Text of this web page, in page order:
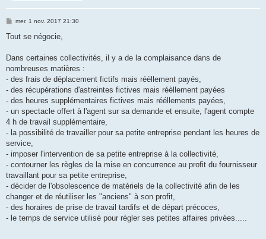
M
s
g
mer. 1 nov. 2017 21:30
Tout se négocie,
Dans certaines collectivités, il y a de la complaisance dans de
nombreuses matières :
- des frais de déplacement fictifs mais réèllement payés,
- des récupérations d'astreintes fictives mais réèllement payées
- des heures supplémentaires fictives mais rééllements payées,
- un spectacle offert à l'agent sur sa demande et ensuite, l'agent compte
4 h de travail supplémentaire,
- la possibilité de travailler pour sa petite entreprise pendant les heures de
service,
- imposer l'intervention de sa petite entreprise à la collectivité,
- contourner les règles de la mise en concurrence au profit du fournisseur
travaillant pour sa petite entreprise,
- décider de l'obsolescence de matériels de la collectivité afin de les
changer et de réutiliser les "anciens" à son profit,
- des horaires de prise de travail tardifs et de départ précoces,
- le temps de service utilisé pour régler ses petites affaires privées.....